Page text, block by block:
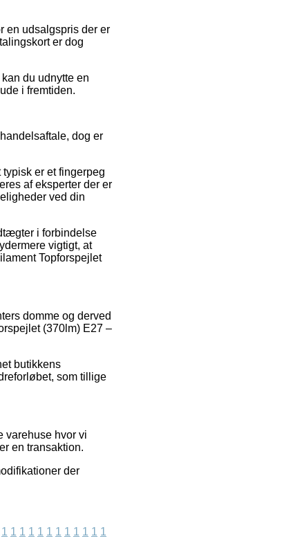
en udsalgspris der er
er dog
du udnytte en
i fremtiden.
dog er
er et fingerpeg
af eksperter der er
ved din
i forbindelse
vigtigt, at
Topforspejlet
domme og derved
(370lm) E27 –
butikkens
som tillige
varehuse hvor vi
en transaktion.
der
1 1 1 1 1 1 1 1 1 1 1 1